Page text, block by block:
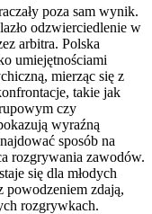
poza sam wynik.
odzwierciedlenie w
arbitra. Polska
umiejętnościami
mierząc się z
takie jak
czy
wyraźną
sposób na
rozgrywania zawodów.
się dla młodych
powodzeniem zdają,
rozgrywkach.